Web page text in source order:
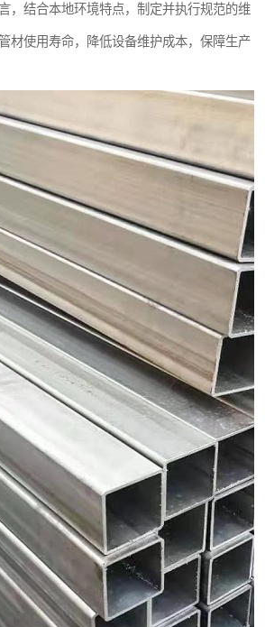
，结合本地环境特点，制定并执行规范的维
材使用寿命，降低设备维护成本，保障生产